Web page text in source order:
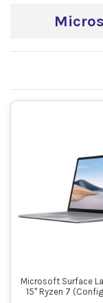
Microsoft Surface
15" Ryzen 7